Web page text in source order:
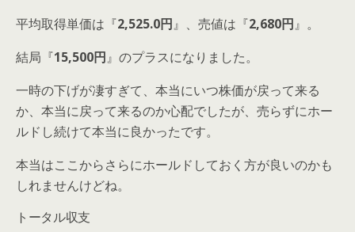
平均取得単価は『2,525.0円』、売値は『2,680円』。
結局『15,500円』のプラスになりました。
一時の下げが凄すぎて、本当にいつ株価が戻って来る
か、本当に戻って来るのか心配でしたが、売らずにホー
ルドし続けて本当に良かったです。
本当はここからさらにホールドしておく方が良いのかも
しれませんけどね。
トータル収支